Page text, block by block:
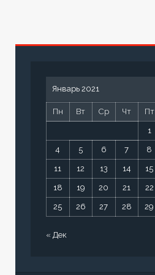
Январь 2021
Пн Вт Ср Чт Пт
1
4 5 6 7 8
11 12 13 14 15
18 19 20 21 22
25 26 27 28 29
« Дек